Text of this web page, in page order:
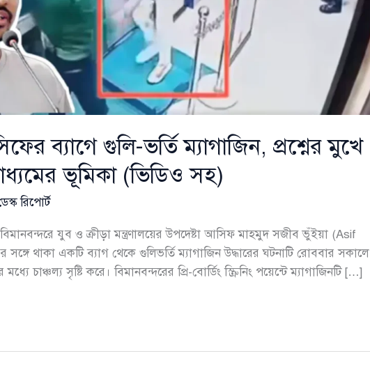
ব্যাগে গুলি-ভর্তি ম্যাগাজিন, প্রশ্নের মুখে
ভূমিকা (ভিডিও সহ)
রিপোর্ট
যুব ও ক্রীড়া মন্ত্রণালয়ের উপদেষ্টা আসিফ মাহমুদ সজীব ভুঁইয়া (Asif
থাকা একটি ব্যাগ থেকে গুলিভর্তি ম্যাগাজিন উদ্ধারের ঘটনাটি রোববার সকালে
মধ্যে চাঞ্চল্য সৃষ্টি করে। বিমানবন্দরের প্রি-বোর্ডিং স্ক্রিনিং পয়েন্টে ম্যাগাজিনটি […]